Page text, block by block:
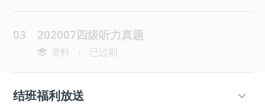
03 202007四级听力真题
资料 已过期
结班福利放送